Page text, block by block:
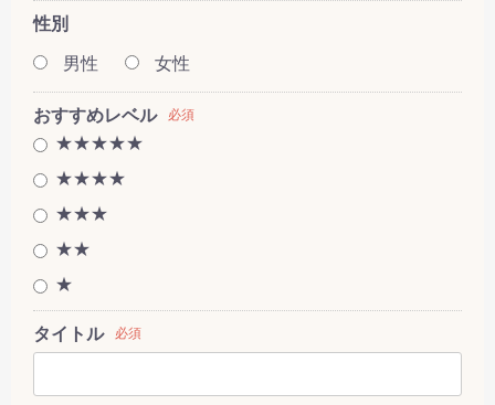
性別
男性 女性
おすすめレベル 必須
★★★★★
★★★★
★★★
★★
★
タイトル 必須